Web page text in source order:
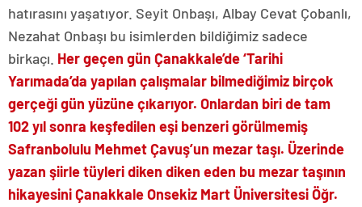
hatırasını yaşatıyor. Seyit Onbaşı, Albay Cevat Çobanlı,
Nezahat Onbaşı bu isimlerden bildiğimiz sadece
birkaçı. Her geçen gün Çanakkale’de ‘Tarihi
Yarımada’da yapılan çalışmalar bilmediğimiz birçok
gerçeği gün yüzüne çıkarıyor. Onlardan biri de tam
102 yıl sonra keşfedilen eşi benzeri görülmemiş
Safranbolulu Mehmet Çavuş’un mezar taşı. Üzerinde
yazan şiirle tüyleri diken diken eden bu mezar taşının
hikayesini Çanakkale Onsekiz Mart Üniversitesi Öğr.